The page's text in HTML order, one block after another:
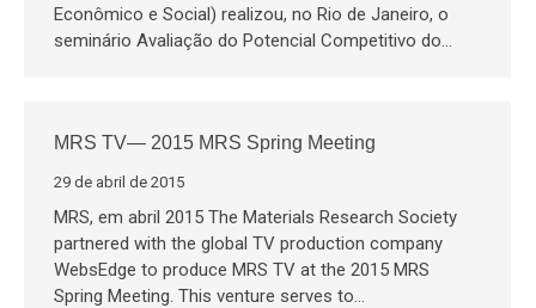
Econômico e Social) realizou, no Rio de Janeiro, o
seminário Avaliação do Potencial Competitivo do…
MRS TV— 2015 MRS Spring Meeting
29 de abril de 2015
MRS, em abril 2015 The Materials Research Society
partnered with the global TV production company
WebsEdge to produce MRS TV at the 2015 MRS
Spring Meeting. This venture serves to…